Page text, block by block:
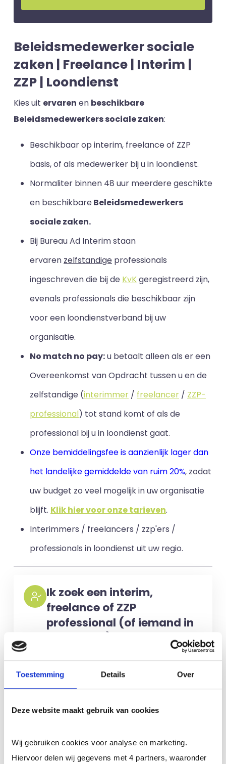
Toestemming Details Over
Deze website maakt gebruik van cookies
Wij gebruiken cookies voor analyse en marketing.
Hiervoor delen wij gegevens met 4 partners, waaronder
Beleidsmedewerker sociale
zaken | Freelance | Interim |
ZZP | Loondienst
Kies uit ervaren en beschikbare
Beleidsmedewerkers sociale zaken:
Beschikbaar op interim, freelance of ZZP
basis, of als medewerker bij u in loondienst.
Normaliter binnen 48 uur meerdere geschikte
en beschikbareBeleidsmedewerkers
sociale zaken.
Bij Bureau Ad Interim staan
ervaren zelfstandige professionals
ingeschreven die bij de KvKgeregistreerd zijn,
evenals professionals die beschikbaar zijn
voor een loondienstverband bij uw
organisatie.
No match no pay:u betaalt alleen als er een
Overeenkomst van Opdracht tussen u en de
zelfstandige (interimmer / freelancer / ZZP-
professional) tot stand komt of als de
professional bij u in loondienst gaat.
Onze bemiddelingsfee is aanzienlijk lager dan
het landelijke gemiddelde van ruim 20%, zodat
uw budget zo veel mogelijk in uw organisatie
blijft. Klik hier voor onze tarieven.
Interimmers / freelancers / zzp'ers /
professionals in loondienst uit uw regio.
Ik zoek een interim,
freelance of ZZP
professional (of iemand in
loondienst)
kandidaten berekenen wij geen kosten.
No match? No pay!Kosten worden
alleen gemaakt als een professional
Meer informatie